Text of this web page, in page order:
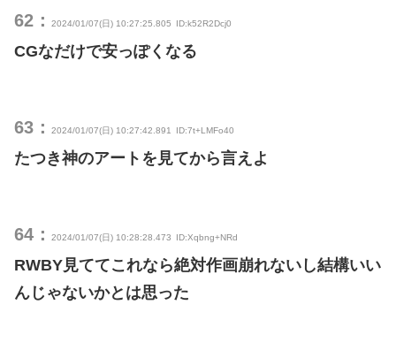
62： 2024/01/07(日) 10:27:25.805 ID:k52R2Dcj0
CGなだけで安っぽくなる
63： 2024/01/07(日) 10:27:42.891 ID:7t+LMFo40
たつき神のアートを見てから言えよ
64： 2024/01/07(日) 10:28:28.473 ID:Xqbng+NRd
RWBY見ててこれなら絶対作画崩れないし結構いい
んじゃないかとは思った